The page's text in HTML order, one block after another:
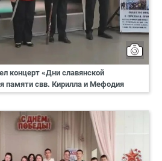
концерт «Дни славянской
памяти свв. Кирилла и Мефодия